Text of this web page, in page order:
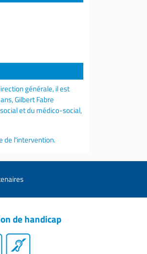
générale, il est
Gilbert Fabre
et du médico-social,
de l'intervention.
de handicap